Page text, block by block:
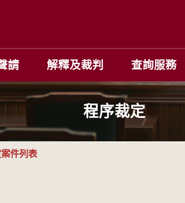
請 解釋及裁判 查詢服務
程序裁定
件列表